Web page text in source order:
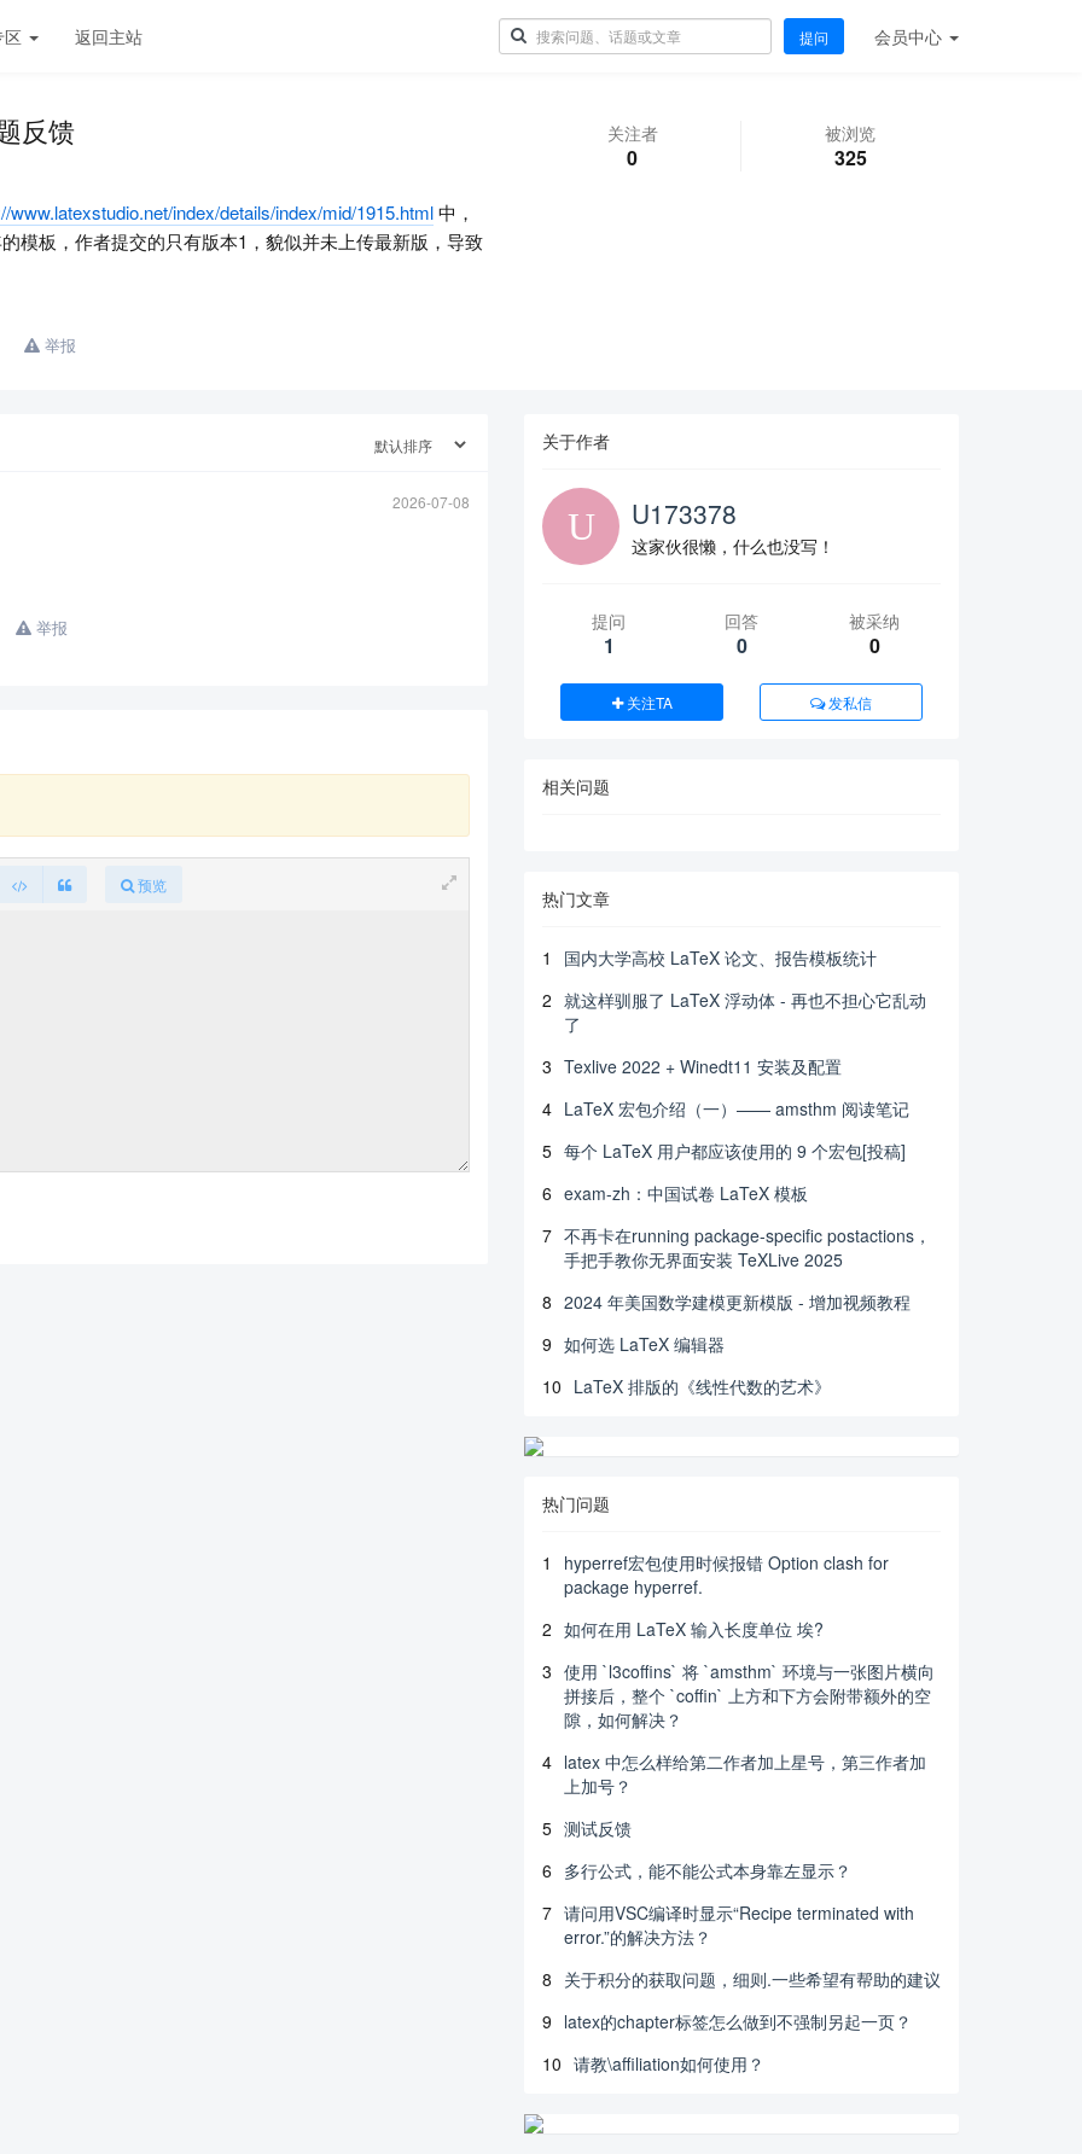
区 返回主站 提问 会员中心
反馈
www.latexstudio.net/index/details/index/mid/1915.html中，
模板，作者提交的只有版本1，貌似并未上传最新版，导致
关注者
0
被浏览
325
举报
2026-07-08
举报
预览
关于作者
U173378
这家伙很懒，什么也没写！
提问
1
回答
0
被采纳
0
关注TA 发私信
相关问题
热门文章
1
国内大学高校 LaTeX 论文、报告模板统计
2 就这样驯服了 LaTeX 浮动体 - 再也不担心它乱动
了
3 Texlive 2022 + Winedt11 安装及配置
4 LaTeX 宏包介绍（一）—— amsthm 阅读笔记
5 每个 LaTeX 用户都应该使用的 9 个宏包[投稿]
6 exam-zh：中国试卷 LaTeX 模板
7 不再卡在running package-specific postactions，
手把手教你无界面安装 TeXLive 2025
8 2024 年美国数学建模更新模版 - 增加视频教程
9 如何选 LaTeX 编辑器
10 LaTeX 排版的《线性代数的艺术》
热门问题
1
hyperref宏包使用时候报错 Option clash for
package hyperref.
2 如何在用 LaTeX 输入长度单位 埃?
3 使用 `l3coffins` 将 `amsthm` 环境与一张图片横向
拼接后，整个 `coffin` 上方和下方会附带额外的空
隙，如何解决？
4 latex 中怎么样给第二作者加上星号，第三作者加
上加号？
5 测试反馈
6 多行公式，能不能公式本身靠左显示？
7 请问用VSC编译时显示“Recipe terminated with
error.”的解决方法？
8 关于积分的获取问题，细则.一些希望有帮助的建议
9 latex的chapter标签怎么做到不强制另起一页？
10 请教\affiliation如何使用？